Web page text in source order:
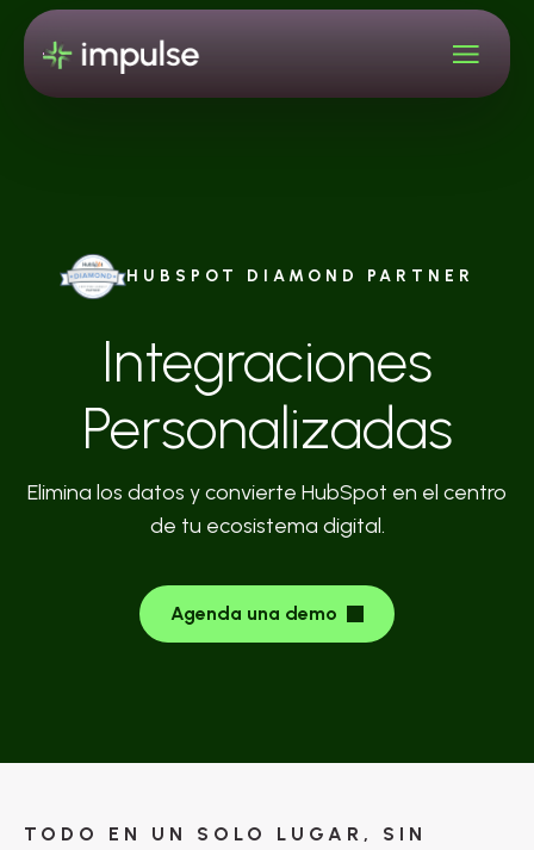
HUBSPOT DIAMOND PARTNER
Integraciones
Personalizadas
Elimina los datos y convierte HubSpot en el centro
de tu ecosistema digital.
Agenda una demo
TODO EN UN SOLO LUGAR, SIN